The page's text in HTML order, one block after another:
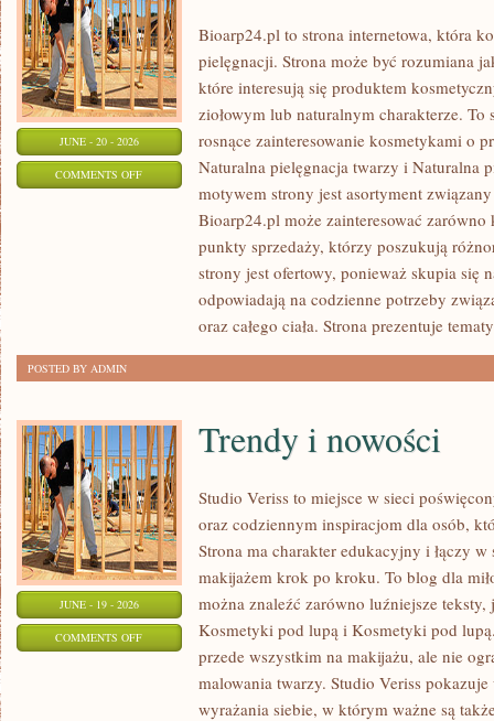
JUNE - 20 - 2026
COMMENTS OFFON
SKŁADNIKI
Bioarp24.pl to strona internetowa, która
pielęgnacji. Strona może być rozumiana
które interesują się produktem
ziołowym lub naturalnym charakterze.
rosnące zainteresowanie kosmetykami o
Naturalna pielęgnacja twarzy i Naturalna
motywem strony jest asortyment
Bioarp24.pl może zainteresować
punkty sprzedaży, którzy poszukują
strony jest ofertowy, ponieważ skupia się
odpowiadają na codzienne potrzeby
oraz całego ciała. Strona prezentuje
POSTED BY ADMIN
JUNE - 19 - 2026
COMMENTS OFFON
Trendy i nowości
Studio Veriss to miejsce w sieci
oraz codziennym inspiracjom dla osób,
Strona ma charakter edukacyjny i łączy
makijażem krok po kroku. To blog dla
można znaleźć zarówno luźniejsze
Kosmetyki pod lupą i Kosmetyki pod
przede wszystkim na makijażu, ale nie
malowania twarzy. Studio Veriss
wyrażania siebie, w którym ważne są